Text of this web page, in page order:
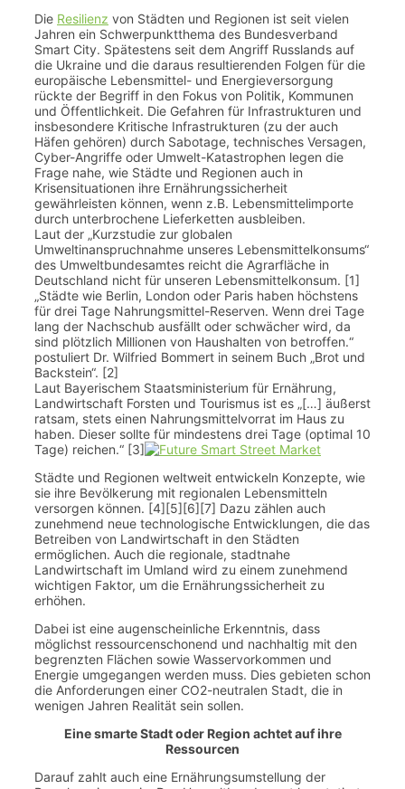
Die Resilienz von Städten und Regionen ist seit vielen
Jahren ein Schwerpunktthema des Bundesverband
Smart City. Spätestens seit dem Angriff Russlands auf
die Ukraine und die daraus resultierenden Folgen für die
europäische Lebensmittel- und Energieversorgung
rückte der Begriff in den Fokus von Politik, Kommunen
und Öffentlichkeit. Die Gefahren für Infrastrukturen und
insbesondere Kritische Infrastrukturen (zu der auch
Häfen gehören) durch Sabotage, technisches Versagen,
Cyber-Angriffe oder Umwelt-Katastrophen legen die
Frage nahe, wie Städte und Regionen auch in
Krisensituationen ihre Ernährungssicherheit
gewährleisten können, wenn z.B. Lebensmittelimporte
durch unterbrochene Lieferketten ausbleiben.
Laut der „Kurzstudie zur globalen
Umweltinanspruchnahme unseres Lebensmittelkonsums“
des Umweltbundesamtes reicht die Agrarfläche in
Deutschland nicht für unseren Lebensmittelkonsum. [1]
„Städte wie Berlin, London oder Paris haben höchstens
für drei Tage Nahrungsmittel-Reserven. Wenn drei Tage
lang der Nachschub ausfällt oder schwächer wird, da
sind plötzlich Millionen von Haushalten von betroffen.“
postuliert Dr. Wilfried Bommert in seinem Buch „Brot und
Backstein“. [2]
Laut Bayerischem Staatsministerium für Ernährung,
Landwirtschaft Forsten und Tourismus ist es „[…] äußerst
ratsam, stets einen Nahrungsmittelvorrat im Haus zu
haben. Dieser sollte für mindestens drei Tage (optimal 10
Tage) reichen.“ [3]
Städte und Regionen weltweit entwickeln Konzepte, wie
sie ihre Bevölkerung mit regionalen Lebensmitteln
versorgen können. [4][5][6][7] Dazu zählen auch
zunehmend neue technologische Entwicklungen, die das
Betreiben von Landwirtschaft in den Städten
ermöglichen. Auch die regionale, stadtnahe
Landwirtschaft im Umland wird zu einem zunehmend
wichtigen Faktor, um die Ernährungssicherheit zu
erhöhen.
Dabei ist eine augenscheinliche Erkenntnis, dass
möglichst ressourcenschonend und nachhaltig mit den
begrenzten Flächen sowie Wasservorkommen und
Energie umgegangen werden muss. Dies gebieten schon
die Anforderungen einer CO2-neutralen Stadt, die in
wenigen Jahren Realität sein sollen.
Eine smarte Stadt oder Region achtet auf ihre
Ressourcen
Darauf zahlt auch eine Ernährungsumstellung der